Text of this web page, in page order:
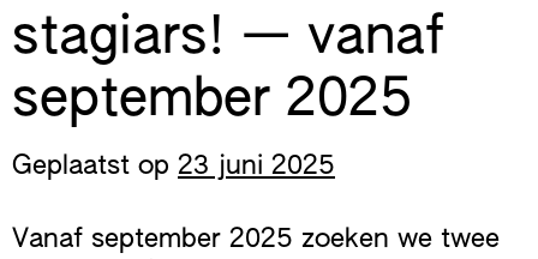
stagiars! — vanaf
september 2025
Geplaatst op 23 juni 2025
Vanaf september 2025 zoeken we twee